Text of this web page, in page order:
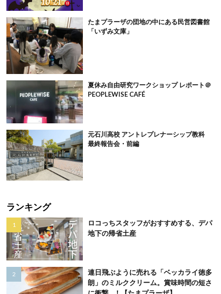
たまプラーザの団地の中にある民営図書館
「いずみ文庫」
夏休み自由研究ワークショップ レポート＠
PEOPLEWISE CAFÉ
元石川高校 アントレプレナーシップ教科
最終報告会・前編
ランキング
ロコっちスタッフがおすすめする、デパ
地下の帰省土産
連日飛ぶように売れる「ベッカライ徳多
朗」のミルククリーム。賞味時間の短さ